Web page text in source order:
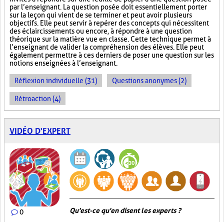
par l’enseignant. La question posée doit essentiellement porter
sur la leçon qui vient de se terminer et peut avoir plusieurs
objectifs. Elle peut servir à repérer des concepts qui nécessitent
des éclaircissements ou encore, à répondre à une question
théorique sur la matière vue en classe. Cette technique permet à
l’enseignant de valider la compréhension des élèves. Elle peut
également permettre à ces derniers de poser une question sur les
notions enseignées à l’enseignant.
Réflexion individuelle (31) Questions anonymes (2)
Rétroaction (4)
VIDÉO D'EXPERT
0 Qu'est-ce qu'en disent les experts ?